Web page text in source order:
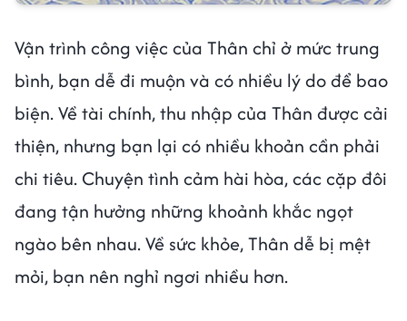
Vận trình công việc của Thân chỉ ở mức trung
bình, bạn dễ đi muộn và có nhiều lý do để bao
biện. Về tài chính, thu nhập của Thân được cải
thiện, nhưng bạn lại có nhiều khoản cần phải
chi tiêu. Chuyện tình cảm hài hòa, các cặp đôi
đang tận hưởng những khoảnh khắc ngọt
ngào bên nhau. Về sức khỏe, Thân dễ bị mệt
mỏi, bạn nên nghỉ ngơi nhiều hơn.